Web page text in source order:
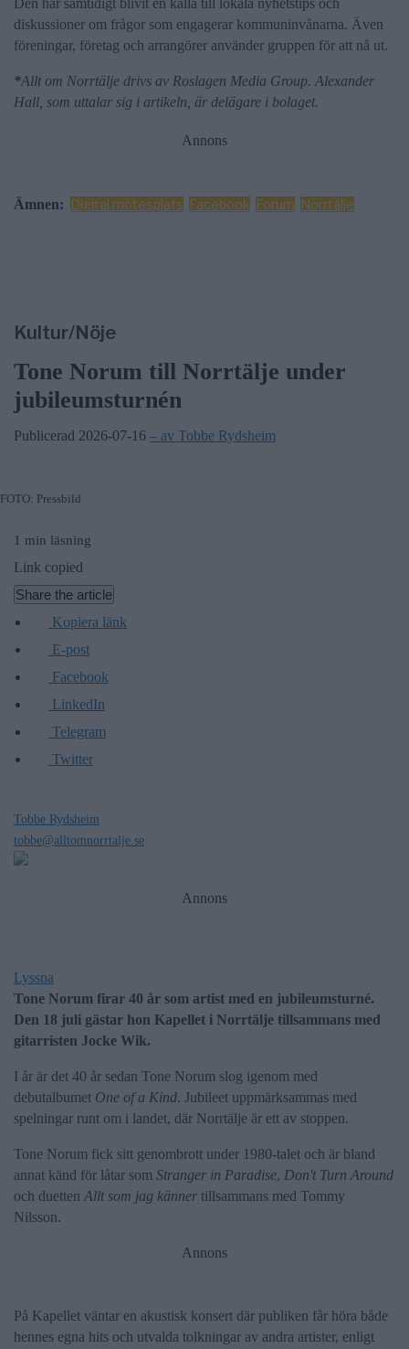
Den har samtidigt blivit en källa till lokala nyhetstips och
diskussioner om frågor som engagerar kommuninvånarna. Även
föreningar, företag och arrangörer använder gruppen för att nå ut.
*Allt om Norrtälje drivs av Roslagen Media Group. Alexander
Hall, som uttalar sig i artikeln, är delägare i bolaget.
Annons
Ämnen: Digital mötesplats Facebook Forum Norrtälje
Kultur/Nöje
Tone Norum till Norrtälje under
jubileumsturnén
Publicerad 2026-07-16 – av Tobbe Rydsheim
FOTO: Pressbild
1 min läsning
Link copied
Share the article
Kopiera länk
E-post
Facebook
LinkedIn
Telegram
Twitter
Tobbe Rydsheim
tobbe@alltomnorrtalje.se
Annons
Lyssna
Tone Norum firar 40 år som artist med en jubileumsturné.
Den 18 juli gästar hon Kapellet i Norrtälje tillsammans med
gitarristen Jocke Wik.
I år är det 40 år sedan Tone Norum slog igenom med
debutalbumet One of a Kind. Jubileet uppmärksammas med
spelningar runt om i landet, där Norrtälje är ett av stoppen.
Tone Norum fick sitt genombrott under 1980-talet och är bland
annat känd för låtar som Stranger in Paradise, Don't Turn Around
och duetten Allt som jag känner tillsammans med Tommy
Nilsson.
Annons
På Kapellet väntar en akustisk konsert där publiken får höra både
hennes egna hits och utvalda tolkningar av andra artister, enligt